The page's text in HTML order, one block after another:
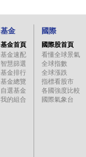
基金
基金首頁
基金速配
智慧篩選
基金排行
基金總覽
自選基金
我的組合
國際
國際股首頁
看懂全球景氣
全球指數
全球漲跌
指標看股市
各國強度比較
國際氣象台